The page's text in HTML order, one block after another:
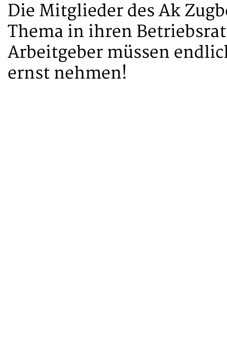
Die Mitglieder des Ak
Thema in ihren
Arbeitgeber müssen
ernst nehmen!